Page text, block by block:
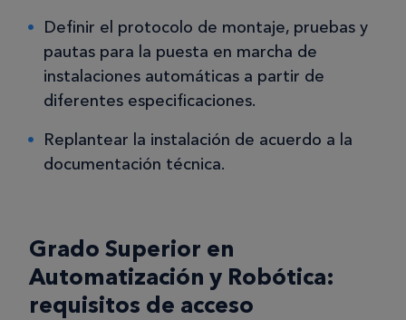
Definir el protocolo de montaje, pruebas y
pautas para la puesta en marcha de
instalaciones automáticas a partir de
diferentes especificaciones.
Replantear la instalación de acuerdo a la
documentación técnica.
Grado Superior en
Automatización y Robótica:
requisitos de acceso